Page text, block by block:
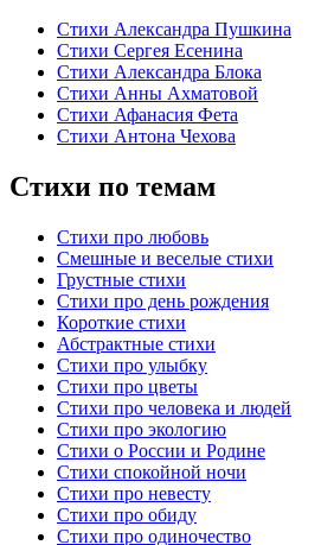
Стихи Александра Пушкина
Стихи Сергея Есенина
Стихи Александра Блока
Стихи Анны Ахматовой
Стихи Афанасия Фета
Стихи Антона Чехова
Стихи по темам
Стихи про любовь
Смешные и веселые стихи
Грустные стихи
Стихи про день рождения
Короткие стихи
Абстрактные стихи
Стихи про улыбку
Стихи про цветы
Стихи про человека и людей
Стихи про экологию
Стихи о России и Родине
Стихи спокойной ночи
Стихи про невесту
Стихи про обиду
Стихи про одиночество